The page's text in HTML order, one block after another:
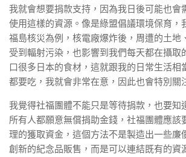
我就會想要捐款支持，因為我日後可能也會
使用這樣的資源。像是綠盟倡議環境保育，
福島核災為例，核電廠爆炸後，周遭的土地
受到輻射污染，也影響到我們每天都在攝取
口很多日本的食材，這就跟我的日常生活相
都要吃，我就會非常在意，因此也會特別關
我覺得社福團體不能只是等待捐款，也要知
所有人都願意無償捐助金錢，社福團體應該
理的獲取資金，這個方法不是製造出一些廉
創新的紀念品販售，而是可以連結既有的資